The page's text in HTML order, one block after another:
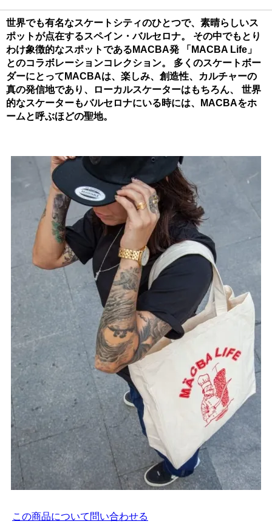
世界でも有名なスケートシティのひとつで、素晴らしいス
ポットが点在するスペイン・バルセロナ。 その中でもとり
わけ象徴的なスポットであるMACBA発 「MACBA Life」
とのコラボレーションコレクション。 多くのスケートボー
ダーにとってMACBAは、楽しみ、創造性、カルチャーの
真の発信地であり、ローカルスケーターはもちろん、 世界
的なスケーターもバルセロナにいる時には、MACBAをホ
ームと呼ぶほどの聖地。
この商品について問い合わせる